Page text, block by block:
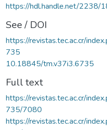
https://hdl.handle.net/2238/
See / DOI
https://revistas.tec.ac.cr/
735
10.18845/tm.v37i3.6735
Full text
https://revistas.tec.ac.cr/
735/7080
https://revistas.tec.ac.cr/